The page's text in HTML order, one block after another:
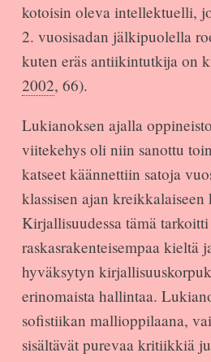
kotoisin oleva intellektuelli,
2. vuosisadan jälkipuolella
kuten eräs antiikintutkija on
2002, 66).
Lukianoksen ajalla
viitekehys oli niin sanottu
katseet käännettiin satoja
klassisen ajan
Kirjallisuudessa tämä
raskasrakenteisempaa kieltä
hyväksytyn
erinomaista hallintaa.
sofistiikan mallioppilaana,
sisältävät purevaa kritiikkiä